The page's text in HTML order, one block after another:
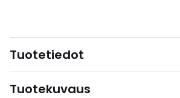
Tuotetiedot
Tuotekuvaus